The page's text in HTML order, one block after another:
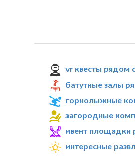
vr квесты рядом
батутные залы
горнолыжные
загородные
ивент площадки
интересные